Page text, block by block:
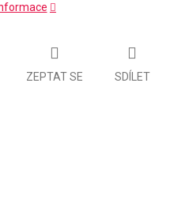
ZEPTAT SE SDÍLET